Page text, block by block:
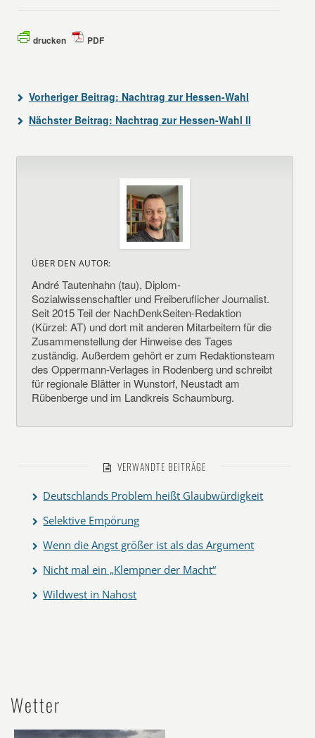
drucken PDF
Vorheriger Beitrag: Nachtrag zur Hessen-Wahl
Nächster Beitrag: Nachtrag zur Hessen-Wahl II
ÜBER DEN AUTOR:
André Tautenhahn (tau), Diplom-
Sozialwissenschaftler und Freiberuflicher Journalist.
Seit 2015 Teil der NachDenkSeiten-Redaktion
(Kürzel: AT) und dort mit anderen Mitarbeitern für die
Zusammenstellung der Hinweise des Tages
zuständig. Außerdem gehört er zum Redaktionsteam
des Oppermann-Verlages in Rodenberg und schreibt
für regionale Blätter in Wunstorf, Neustadt am
Rübenberge und im Landkreis Schaumburg.
VERWANDTE BEITRÄGE
Deutschlands Problem heißt Glaubwürdigkeit
Selektive Empörung
Wenn die Angst größer ist als das Argument
Nicht mal ein „Klempner der Macht“
Wildwest in Nahost
Wetter